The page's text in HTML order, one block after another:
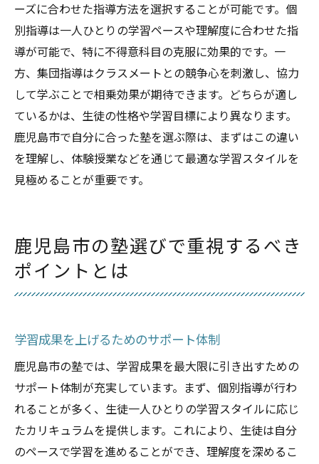
ーズに合わせた指導方法を選択することが可能です。個
別指導は一人ひとりの学習ペースや理解度に合わせた指
導が可能で、特に不得意科目の克服に効果的です。一
方、集団指導はクラスメートとの競争心を刺激し、協力
して学ぶことで相乗効果が期待できます。どちらが適し
ているかは、生徒の性格や学習目標により異なります。
鹿児島市で自分に合った塾を選ぶ際は、まずはこの違い
を理解し、体験授業などを通じて最適な学習スタイルを
見極めることが重要です。
鹿児島市の塾選びで重視するべき
ポイントとは
学習成果を上げるためのサポート体制
鹿児島市の塾では、学習成果を最大限に引き出すための
サポート体制が充実しています。まず、個別指導が行わ
れることが多く、生徒一人ひとりの学習スタイルに応じ
たカリキュラムを提供します。これにより、生徒は自分
のペースで学習を進めることができ、理解度を深めるこ